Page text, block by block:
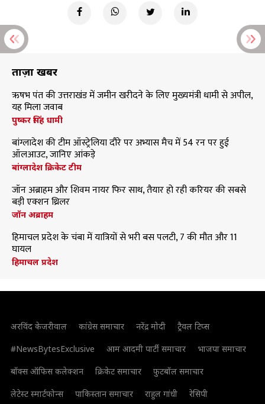
ताज़ा खबरें
ऋषभ पंत की उत्तराखंड में जमीन खरीदने के लिए मुख्यमंत्री धामी से अपील,
यह मिला जवाब
पुष्कर सिंह धामी
बांग्लादेश की टीम ऑस्ट्रेलिया दौरे पर अभ्यास मैच में 54 रन पर हुई
ऑलआउट, जानिए आंकड़े
बांग्लादेश क्रिकेट टीम
जॉन अब्राहम और शिवम नायर फिर साथ, तैयार हो रही करियर की सबसे
बड़ी एक्शन थ्रिलर
जॉन अब्राहम
हिमाचल प्रदेश के चंबा में यात्रियों से भरी बस पलटी, 7 की मौत और 11
घायल
हिमाचल प्रदेश
अरविंद केजरीवाल कांग्रेस समाचार नरेंद्र मोदी
ट्रैवल टिप्स
#NewsBytesExclusive
आम आदमी पार्टी समाचार
भाजपा समाचार
बॉक्स ऑफिस कलेक्शन
क्रिकेट समाचार
फुटबॉल समाचार
लेटेस्ट स्मार्टफोन्स
पाकिस्तान समाचार राहुल गांधी रेसिपी